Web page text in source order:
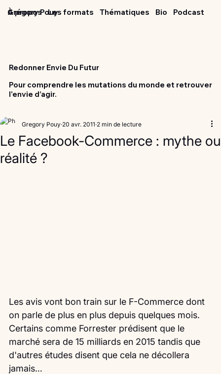
Grégory Pouy
À propos Les formats Thématiques Podcast
Bio
Redonner Envie Du Futur
Pour comprendre les mutations du monde et retrouver
l'envie d’agir.
Le Facebook-Commerce : mythe ou
réalité ?
Gregory Pouy 20 avr. 2011 2 min de lecture
Les avis vont bon train sur le F-Commerce dont
on parle de plus en plus depuis quelques mois.
Certains comme Forrester prédisent que le
marché sera de 15 milliards en 2015 tandis que
d'autres études disent que cela ne décollera
jamais…